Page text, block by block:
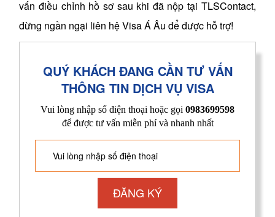
vấn điều chỉnh hồ sơ sau khi đã nộp tại TLSContact,
đừng ngần ngại liên hệ Visa Á Âu để được hỗ trợ!
QUÝ KHÁCH ĐANG CẦN TƯ VẤN
THÔNG TIN DỊCH VỤ VISA
Vui lòng nhập số điện thoại hoặc gọi 0983699598
để được tư vấn miễn phí và nhanh nhất